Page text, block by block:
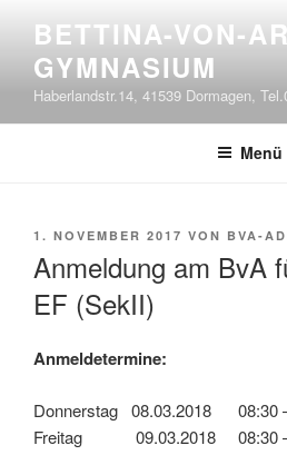
springen
BETTINA-VON-
GYMNASIUM
Haberlandstr.14, 41539 Dormagen,
Menü
VERÖFFENTLICHT
1. NOVEMBER 2017 VON BVA-
Anmeldung am BvA
EF (SekII)
Anmeldetermine:
Donnerstag 08.03.2018 08:30
Freitag 09.03.2018 08:30 –